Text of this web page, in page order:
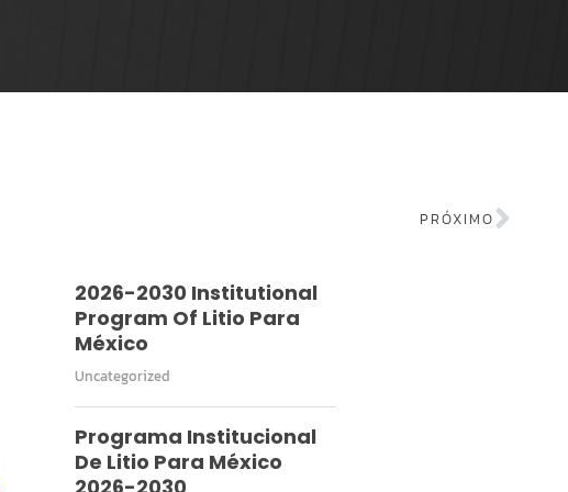
PRÓXIMO
2026-2030 Institutional
Program Of Litio Para
México
Uncategorized
Programa Institucional
De Litio Para México